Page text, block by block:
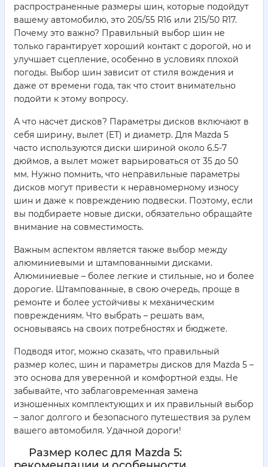
распространенные размеры шин, которые подойдут
вашему автомобилю, это 205/55 R16 или 215/50 R17.
Почему это важно? Правильный выбор шин не
только гарантирует хороший контакт с дорогой, но и
улучшает сцепление, особенно в условиях плохой
погоды. Выбор шин зависит от стиля вождения и
даже от времени года, так что стоит внимательно
подойти к этому вопросу.
А что насчет дисков? Параметры дисков включают в
себя ширину, вылет (ET) и диаметр. Для Mazda 5
часто используются диски шириной около 6.5-7
дюймов, а вылет может варьироваться от 35 до 50
мм. Нужно помнить, что неправильные параметры
дисков могут привести к неравномерному износу
шин и даже к повреждению подвески. Поэтому, если
вы подбираете новые диски, обязательно обращайте
внимание на совместимость.
Важным аспектом является также выбор между
алюминиевыми и штампованными дисками.
Алюминиевые – более легкие и стильные, но и более
дорогие. Штампованные, в свою очередь, проще в
ремонте и более устойчивы к механическим
повреждениям. Что выбрать – решать вам,
основываясь на своих потребностях и бюджете.
Подводя итог, можно сказать, что правильный
размер колес, шин и параметры дисков для Mazda 5 –
это основа для уверенной и комфортной езды. Не
забывайте, что заблаговременная замена
изношенных комплектующих и их правильный выбор
– залог долгого и безопасного путешествия за рулем
вашего автомобиля. Удачной дороги!
Размер колес для Mazda 5: